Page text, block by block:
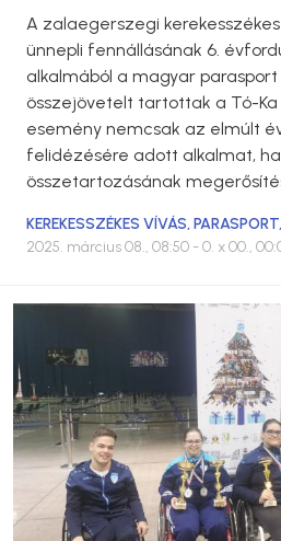
A zalaegerszegi
ünnepli fennállásának 6.
alkalmából a magyar
összejövetelt tartottak a Tó-
esemény nemcsak az elmúlt
felidézésére adott alkalmat,
összetartozásának
KEREKESSZÉKES VÍVÁS,PARASPORT,
2025. március 08., 08:50 - 0. x 00.,